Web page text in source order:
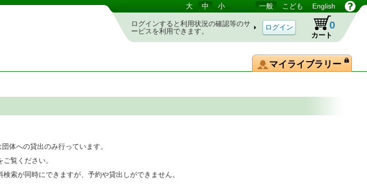
システム 大 中 小 一般 こども English
ログインすると利用状況の確認等のサ
ービスを利用できます。
カート
0
マイライブラリー
体への貸出のみ行っています。
ご覧ください。
検索が同時にできますが、予約や貸出しができません。